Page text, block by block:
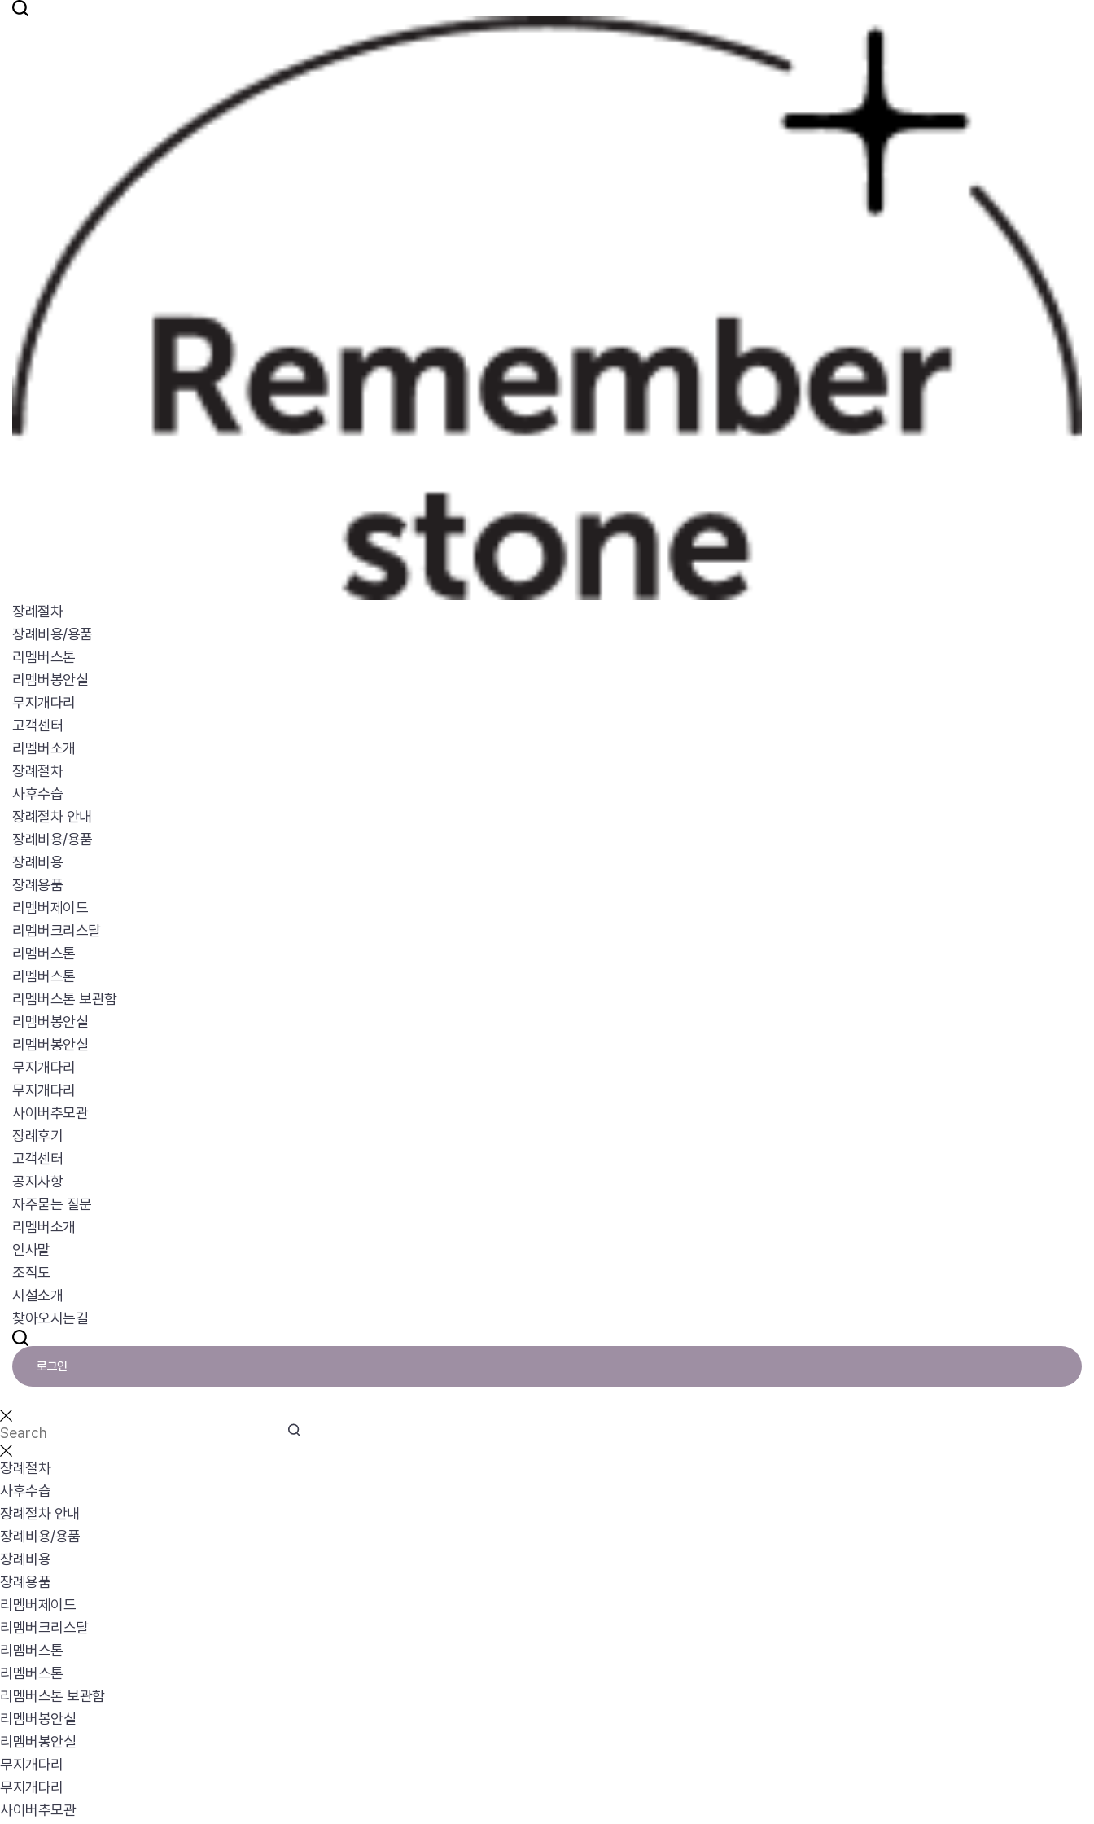
장례절차
장례비용/용품
리멤버스톤
리멤버봉안실
무지개다리
고객센터
리멤버소개
장례절차
사후수습
장례절차 안내
장례비용/용품
장례비용
장례용품
리멤버제이드
리멤버크리스탈
리멤버스톤
리멤버스톤
리멤버스톤 보관함
리멤버봉안실
리멤버봉안실
무지개다리
무지개다리
사이버추모관
장례후기
고객센터
공지사항
자주묻는 질문
리멤버소개
인사말
조직도
시설소개
찾아오시는길
로그인
장례절차
사후수습
장례절차 안내
장례비용/용품
장례비용
장례용품
리멤버제이드
리멤버크리스탈
리멤버스톤
리멤버스톤
리멤버스톤 보관함
리멤버봉안실
리멤버봉안실
무지개다리
무지개다리
사이버추모관